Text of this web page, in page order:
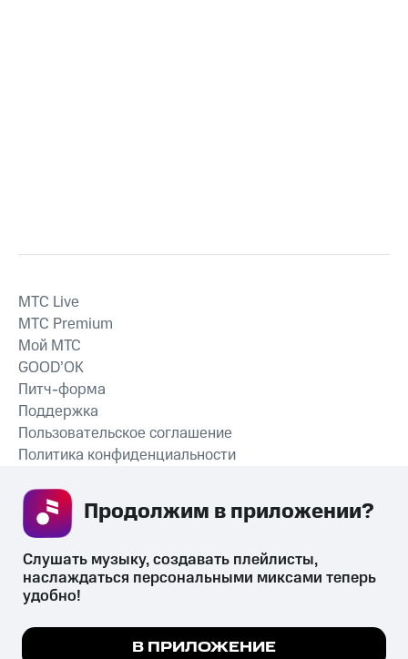
СКАЧАТЬ ПРИЛОЖЕНИЕ
MTС Live
MTС Premium
Мой МТС
GOOD’OK
Питч-форма
Поддержка
Пользовательское соглашение
Политика конфиденциальности
психотропных веществ, их аналогов причиняет вред здоровью,
их незаконный оборот запрещён и влечёт установленную
Мы используем куки, чтобы на сайте все
Слушать музыку, создавать плейлисты,
наслаждаться персональными миксами теперь
удобно!
В ПРИЛОЖЕНИЕ